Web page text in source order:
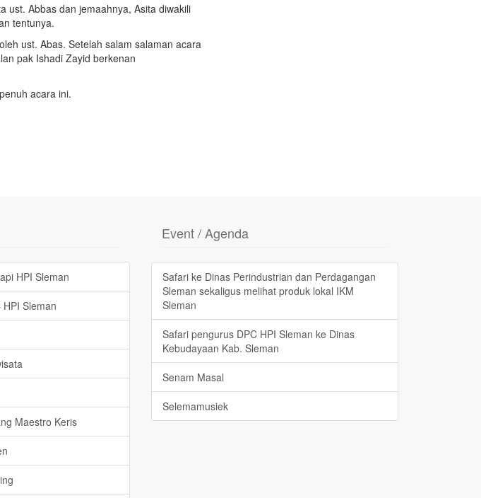
ust. Abbas dan jemaahnya, Asita diwakili
tentunya.
ust. Abas. Setelah salam salaman acara
pak Ishadi Zayid berkenan
acara ini.
HPI Sleman
Sleman
Maestro Keris
Event / Agenda
Safari ke Dinas Perindustrian dan Perdagangan
Sleman sekaligus melihat produk lokal IKM
Sleman
Safari pengurus DPC HPI Sleman ke Dinas
Kebudayaan Kab. Sleman
Senam Masal
Selemamusiek